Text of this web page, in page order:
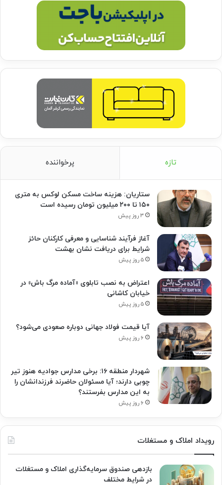
تازه پرخواننده
ستاریان: هزینه ساخت مسکن لوکس به متری
۱۵۰ تا ۲۰۰ میلیون تومان رسیده است
۳ روز پیش
آغاز فرآیند شناسایی و معرفی کارکنان حائز
شرایط برای دریافت نشان بهشت
۵ روز پیش
اعتراض به نصب تابلوی «آماده مرگ باش» در
خیابان کاشانی
۵ روز پیش
آیا قیمت فولاد جهانی دوباره صعودی می‌شود؟
۶ روز پیش
شهردار منطقه ۱۶: برخی مدارس جوادیه هنوز تیر
چوبی دارند؛ آیا مسئولان حاضرند فرزندانشان را
به این مدارس بفرستند؟
۶ روز پیش
رویداد املاک و مستغلات
بازدهی صندوق سرمایه‌گذاری املاک و مستغلات
در شرایط مختلف